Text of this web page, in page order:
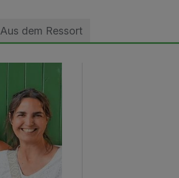
Aus dem Ressort